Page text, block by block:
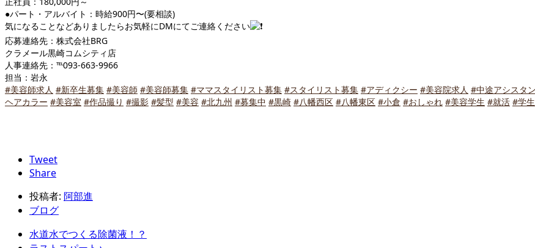
●パート・アルバイト：時給900円〜(要相談)
気になることなどありましたらお気軽にDMにてご連絡ください
応募連絡先：株式会社BRG
クラメール黒崎コムシティ店
人事連絡先：℡093-663-9966
担当：岩永
#美容師求人 #新卒生募集 #美容師 #美容師募集 #ママスタイリスト募集 #スタイリスト募集 #アディクシー #美容院求人 #中途アシスタ
ヘアカラー #美容室 #作品撮り #撮影 #髪型 #美容 #北九州 #募集中 #黒崎 #八幡西区 #八幡東区 #小倉 #おしゃれ #美容学生 #就活 #学生
Tweet
Share
投稿者: 阿部進
ブログ
水道水でつくる除菌液！？